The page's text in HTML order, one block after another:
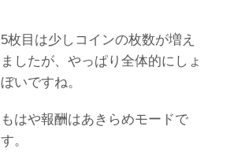
5枚目は少しコインの枚数が増え
ましたが、やっぱり全体的にしょ
ぼいですね。
もはや報酬はあきらめモードで
す。